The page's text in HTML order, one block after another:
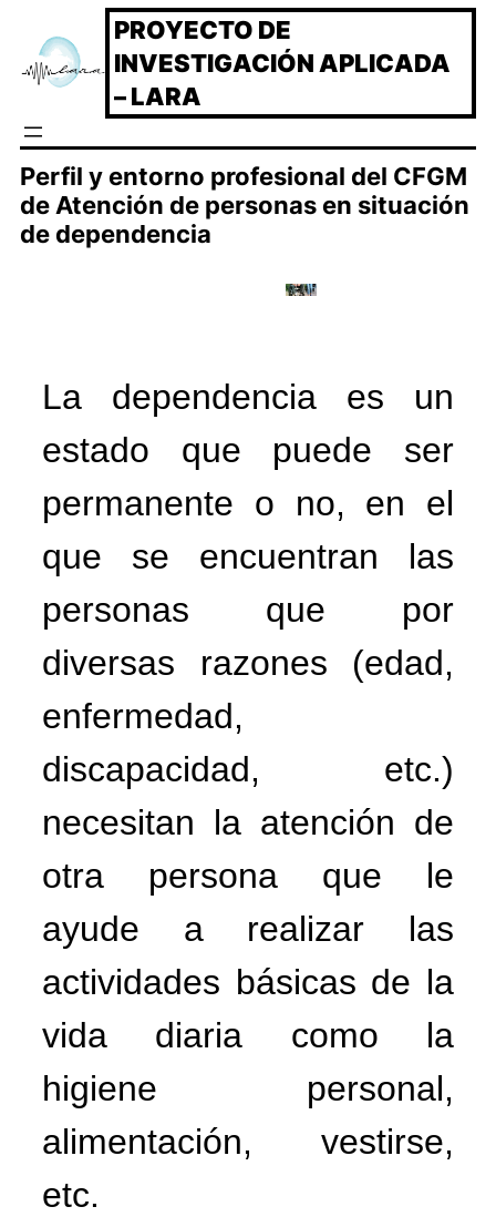
contenido
PROYECTO DE
INVESTIGACIÓN APLICADA
– LARA
Perfil y entorno profesional del CFGM
de Atención de personas en situación
de dependencia
La dependencia es un
estado que puede ser
permanente o no, en el
que se encuentran las
personas que por
diversas razones (edad,
enfermedad,
discapacidad, etc.)
necesitan la atención de
otra persona que le
ayude a realizar las
actividades básicas de la
vida diaria como la
higiene personal,
alimentación, vestirse,
etc.